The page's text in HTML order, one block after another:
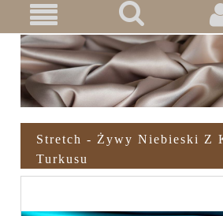
Stretch - Żywy Niebieski Z
Turkusu